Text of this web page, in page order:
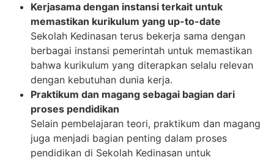
Kerjasama dengan instansi terkait untuk
memastikan kurikulum yang up-to-date
Sekolah Kedinasan terus bekerja sama dengan
berbagai instansi pemerintah untuk memastikan
bahwa kurikulum yang diterapkan selalu relevan
dengan kebutuhan dunia kerja.
Praktikum dan magang sebagai bagian dari
proses pendidikan
Selain pembelajaran teori, praktikum dan magang
juga menjadi bagian penting dalam proses
pendidikan di Sekolah Kedinasan untuk